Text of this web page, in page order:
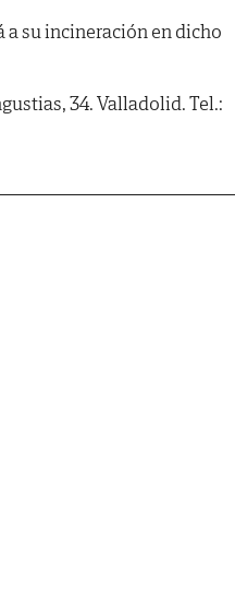
a su incineración en dicho
34. Valladolid. Tel.: